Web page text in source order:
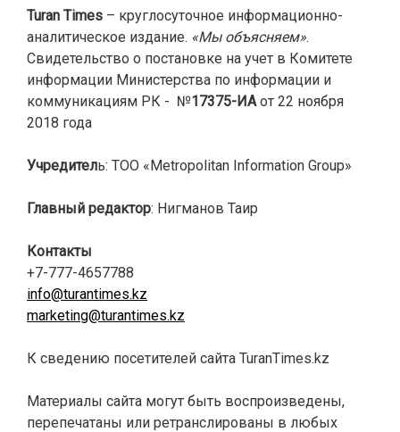
Turan Times – круглосуточное информационно-
аналитическое издание. «Мы объясняем».
Свидетельство о постановке на учет в Комитете
информации Министерства по информации и
коммуникациям РК - №17375-ИАот 22 ноября
2018 года
Учредитель: ТОО «Metropolitan Information Group»
Главный редактор: Нигманов Таир
Контакты
+7-777-4657788
info@turantimes.kz
marketing@turantimes.kz
К сведению посетителей сайта TuranTimes.kz
Материалы сайта могут быть воспроизведены,
перепечатаны или ретранслированы в любых